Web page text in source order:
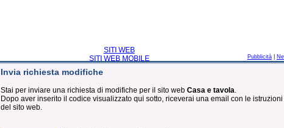
SITI WEB
SITI WEB MOBILE
Pubblicità
Invia richiesta modifiche
Stai per inviare una richiesta di modifiche per il sito web Casa e tavola.
Dopo aver inserito il codice visualizzato qui sotto, riceverai una email con le
del sito web.